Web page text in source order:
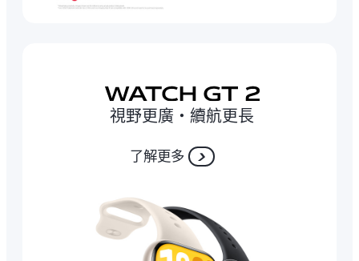
視野更廣‧續航更長
了解更多